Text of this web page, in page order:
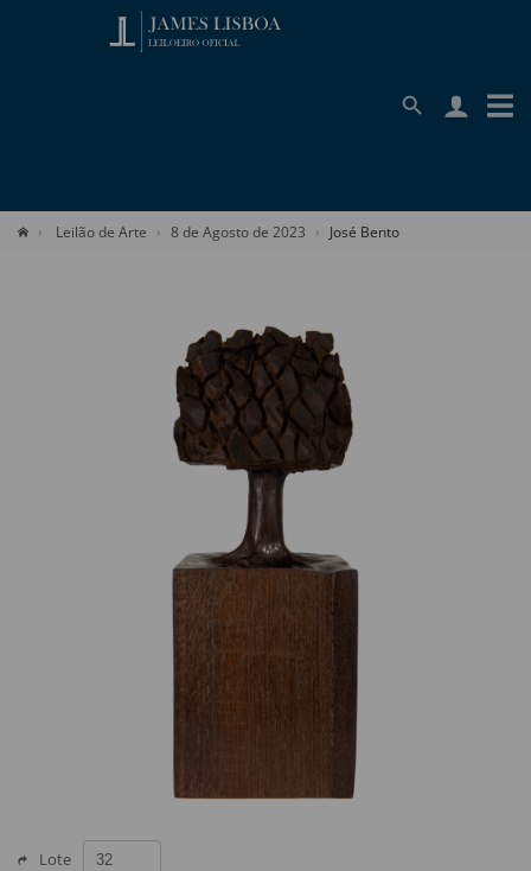
Leilão de Arte 8 de Agosto de 2023 José Bento
Lote